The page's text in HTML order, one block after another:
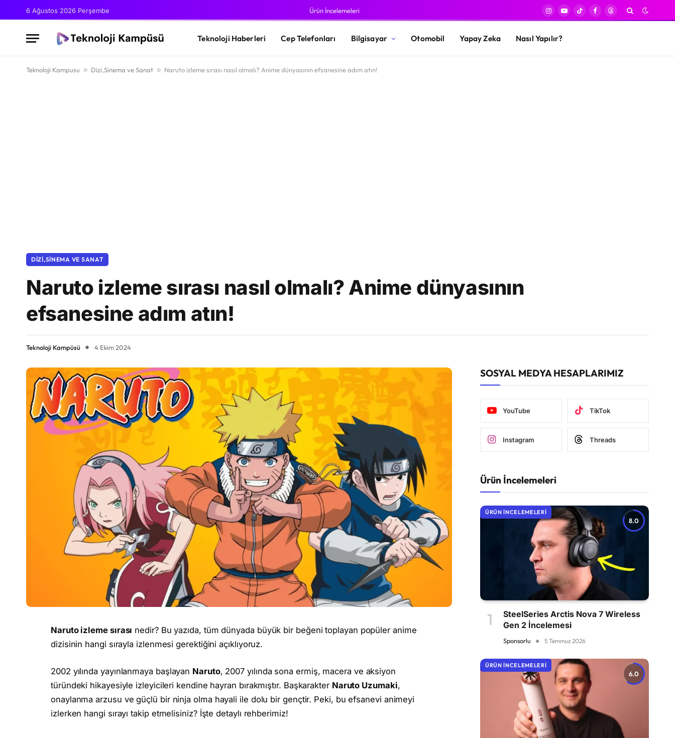
6 Ağustos 2026 Perşembe Ürün İncelemeleri
Instagram
YouTube
TikTokFacebook
Threads
Teknoloji Haberleri Cep Telefonları Bilgisayar Otomobil Yapay Zeka Nasıl Yapılır?
Teknoloji Kampusu » Dizi,Sinema ve Sanat » Naruto izleme sırası nasıl olmalı? Anime dünyasının efsanesine adım atın!
DIZI,SINEMA VE SANAT
Naruto izleme sırası nasıl olmalı? Anime dünyasının
efsanesine adım atın!
Teknoloji Kampüsü 4 Ekim 2024
Naruto izleme sırası nedir? Bu yazıda, tüm dünyada büyük bir beğeni toplayan popüler anime
dizisinin hangi sırayla izlenmesi gerektiğini açıklıyoruz.
2002 yılında yayınlanmaya başlayan Naruto, 2007 yılında sona ermiş, macera ve aksiyon
türündeki hikayesiyle izleyicileri kendine hayran bırakmıştır. Başkarakter Naruto Uzumaki,
onaylanma arzusu ve güçlü bir ninja olma hayali ile dolu bir gençtir. Peki, bu efsanevi animeyi
izlerken hangi sırayı takip etmelisiniz? İşte detaylı rehberimiz!
SOSYAL MEDYA HESAPLARIMIZ
YouTube TikTok
Instagram Threads
Ürün İncelemeleri
8.0
ÜRÜN İNCELEMELERI
SteelSeries Arctis Nova 7 Wireless
Gen 2 İncelemesi
Sponsorlu 5 Temmuz 2026
6.0
ÜRÜN İNCELEMELERI